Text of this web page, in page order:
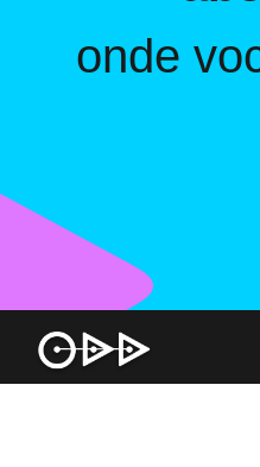
onde